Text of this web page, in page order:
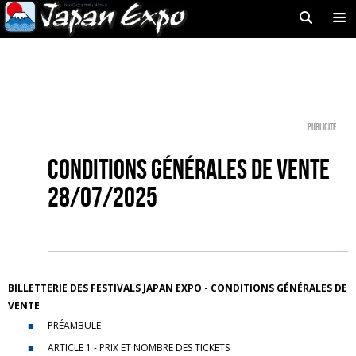
Publicité
Conditions générales de vente
28/07/2025
BILLETTERIE DES FESTIVALS JAPAN EXPO - CONDITIONS GÉNÉRALES DE
VENTE
PRÉAMBULE
ARTICLE 1 - PRIX ET NOMBRE DES TICKETS